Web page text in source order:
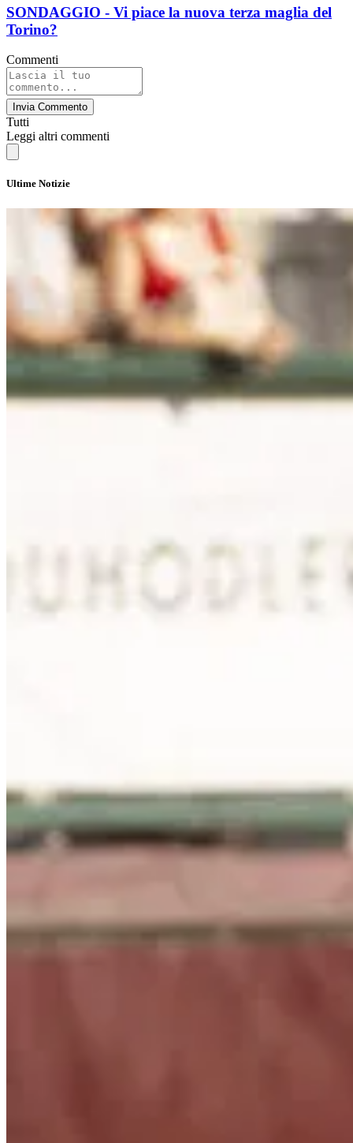
SONDAGGIO - Vi piace la nuova terza maglia del
Torino?
Commenti
Invia Commento
Tutti
Leggi altri commenti
Ultime Notizie